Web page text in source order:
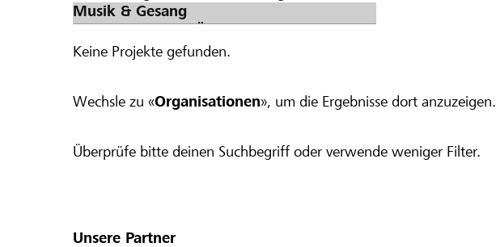
Keine Projekte gefunden.
Wechsle zu «Organisationen», um die Ergebnisse dort anzuzeigen.
Überprüfe bitte deinen Suchbegriff oder verwende weniger Filter.
Unsere Partner